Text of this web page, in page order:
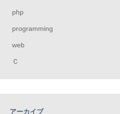
php
programming
web
Ｃ
アーカイブ